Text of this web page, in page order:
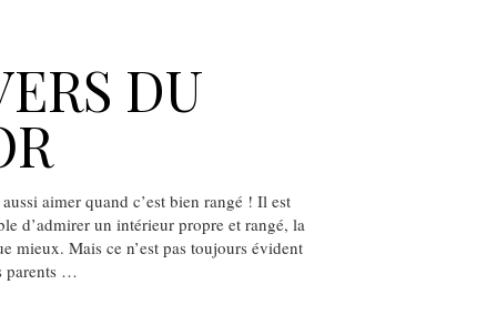
DU
aimer quand c’est bien rangé ! Il est
d’admirer un intérieur propre et rangé, la
mieux. Mais ce n’est pas toujours évident
parents …